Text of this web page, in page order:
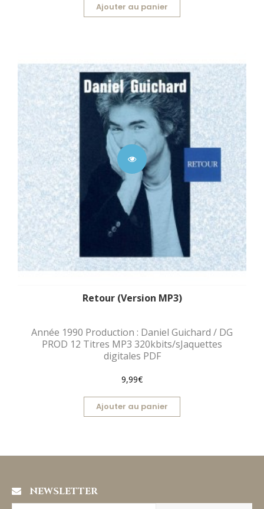
Ajouter au panier
Retour (Version MP3)
Année 1990 Production : Daniel Guichard / DG
PROD 12 Titres MP3 320kbits/sJaquettes
digitales PDF
9,99€
Ajouter au panier
NEWSLETTER